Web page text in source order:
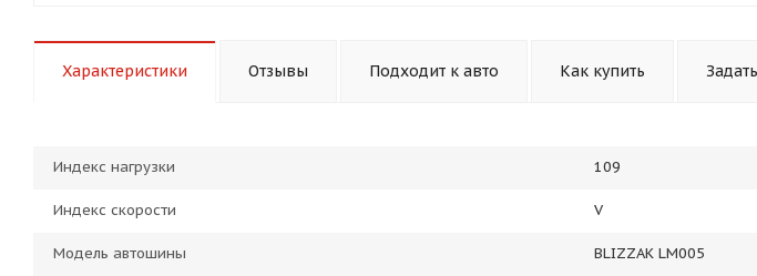
Характеристики Отзывы Подходит к авто Как купить
Индекс нагрузки 109
Индекс скорости V
Модель автошины BLIZZAK LM005
Подробнееоб оплате